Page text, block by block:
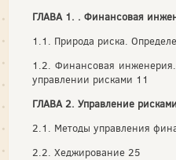
ГЛАВА 1. . Финансовая
1.1. Природа риска.
1.2. Финансовая
управлении рисками 11
ГЛАВА 2. Управление
2.1. Методы управления
2.2. Хеджирование 25